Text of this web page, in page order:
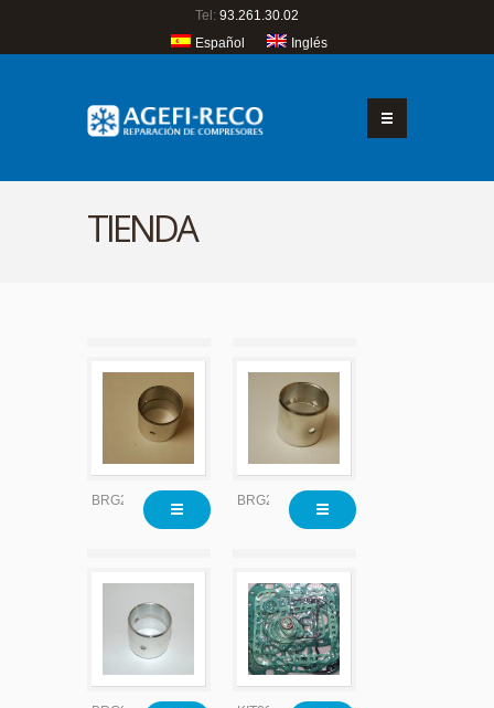
Tel: 93.261.30.02
Español
Inglés
TIENDA
BRG2204 BRG2204x010